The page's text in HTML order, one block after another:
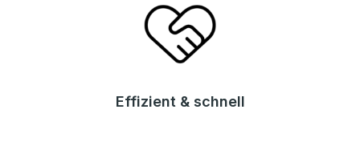
Effizient & schnell